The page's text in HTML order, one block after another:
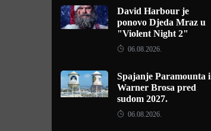
David Harbour je
ponovo Djeda Mraz u
"Violent Night 2"
06.08.2026.
Spajanje Paramounta i
Warner Brosa pred
sudom 2027.
06.08.2026.